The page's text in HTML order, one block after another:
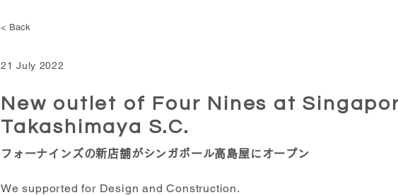
< Back
21 July 2022
New outlet of Four Nines at
Takashimaya S.C.
フォーナインズの新店舗がシンガポール高島屋にオープン
We supported for Design and Construction.